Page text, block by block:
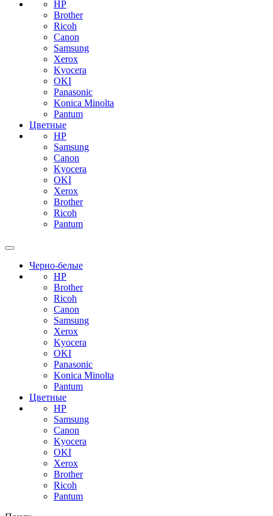
HP
Brother
Ricoh
Canon
Samsung
Xerox
Kyocera
OKI
Panasonic
Konica Minolta
Pantum
Цветные
HP
Samsung
Canon
Kyocera
OKI
Xerox
Brother
Ricoh
Pantum
Черно-белые
HP
Brother
Ricoh
Canon
Samsung
Xerox
Kyocera
OKI
Panasonic
Konica Minolta
Pantum
Цветные
HP
Samsung
Canon
Kyocera
OKI
Xerox
Brother
Ricoh
Pantum